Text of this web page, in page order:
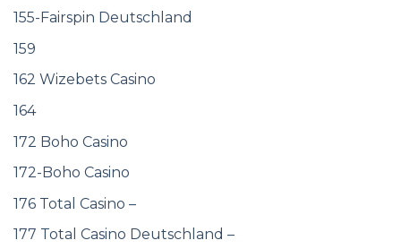
155-Fairspin Deutschland
159
162 Wizebets Casino
164
172 Boho Casino
172-Boho Casino
176 Total Casino –
177 Total Casino Deutschland –